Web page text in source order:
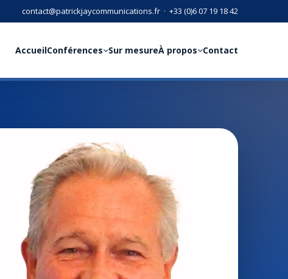
contact@patrickjaycommunications.fr · +33 (0)6 07 19 18 42
AccueilConférences Sur mesureÀ propos Contact